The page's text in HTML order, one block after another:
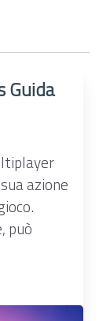
Guida
azione
può